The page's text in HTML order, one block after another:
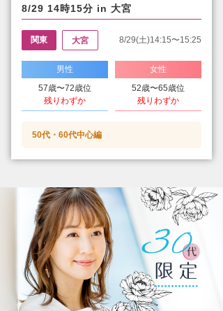
8/29 14時15分 in 大宮
関東 大宮 8/29(土)14:15〜15:25
男性
57歳〜72歳位
残りわずか
女性
52歳〜65歳位
残りわずか
50代・60代中心編